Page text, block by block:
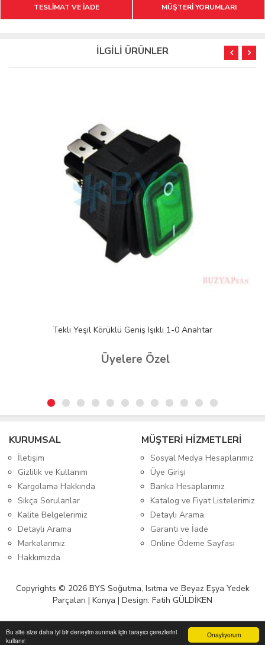
Onaylıyorum
Bu site size daha iyi bir deneyim sunmak için tarayıcı çerezlerini
kullanır.
Anasayfa Sipariş Takibi İletişim
TESLİMAT VE İADE MÜŞTERİ YORUMLARI
İLGİLİ ÜRÜNLER
Tekli Sarı Körüklü Geniş Işıklı 1-0
KURUMSAL
İletişim
Gizlilik ve Kullanım
Kargolama Hakkında
Sıkça Sorulanlar
Kalite Belgelerimiz
Detaylı Arama
Markalarımız
Hakkımızda
MÜŞTERİ HİZMETLERİ
Sosyal Medya Hesaplarımız
Üye Girişi
Banka Hesaplarımız
Katalog ve Fiyat Listelerimiz
Detaylı Arama
Garanti ve İade
Online Ödeme Sayfası
Copyrights © 2026 BYS Soğutma, Isıtma ve Beyaz Eşya Yedek
Parçaları | Konya | Design: Fatih GÜLDİKEN